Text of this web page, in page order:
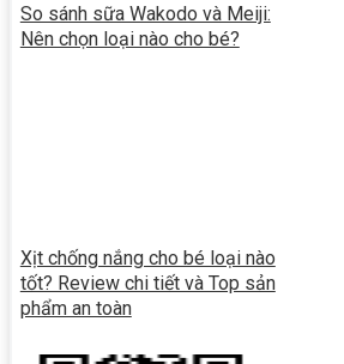
So sánh sữa Wakodo và Meiji:
Nên chọn loại nào cho bé?
Xịt chống nắng cho bé loại nào
tốt? Review chi tiết và Top sản
phẩm an toàn